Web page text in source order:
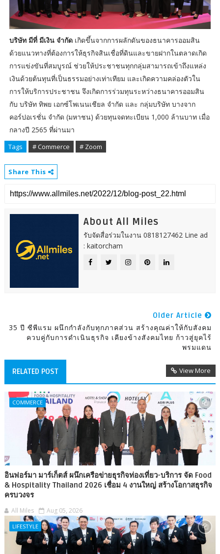
บริษัท มีที่ มีเงิน จำกัดเกิดขึ้นจากการผลักดันของธนาคารออมสิน
ด้วยแนวทางที่ต้องการให้ธุรกิจสินเชื่อที่ดินและขายฝากในตลาดเกิด
การแข่งขันที่สมบูรณ์ ช่วยให้ประชาชนทุกกลุ่มสามารถเข้าถึงแหล่ง
เงินด้วยต้นทุนที่เป็นธรรมอย่างเท่าเทียม และเกิดความคล่องตัวใน
การให้บริการประชาชน จึงเกิดการร่วมทุนระหว่างธนาคารออมสิน
กับ บริษัท ทิพย เอกซ์โพเนนเชียล จำกัด และ กลุ่มบริษัท บางจาก
คอร์ปอเรชั่น จำกัด (มหาชน) ด้วยทุนจดทะเบียน 1,000 ล้านบาท เมื่อ
กลางปี 2565 ที่ผ่านมา
Tags # Commerce # Zoom
Share This
About All Miles
รับจัดสื่อร่วมในงาน 0818127462 Line ad
: kaitorcham
Older Article
35 ปี ซีพีแรม ผนึกกำลังกับทุกภาคส่วน สร้างคุณค่าให้กับสังคม
ควบคู่กับการดำเนินธุรกิจ เคียงข้างสังคมไทย ก้าวสู่ยุคไร้
พรมแดน
RELATED POST View More
COMMERCE
อินฟอร์มา มาร์เก็ตส์ ผนึกเครือข่ายธุรกิจท่องเที่ยว-บริการ จัด Food
& Hospitality Thailand 2026 เชื่อม 4 งานใหญ่ สร้างโอกาสธุรกิจ
ครบวงจร
All Miles Aug 05, 2026
LIFESTYLE